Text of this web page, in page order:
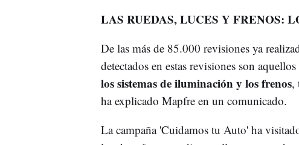
LAS RUEDAS, LUCES Y FRENOS:
De las más de 85.000 revisiones ya
detectados en estas revisiones son
los sistemas de iluminación y los frenos,
ha explicado Mapfre en un comunicado.
La campaña 'Cuidamos tu Auto' ha